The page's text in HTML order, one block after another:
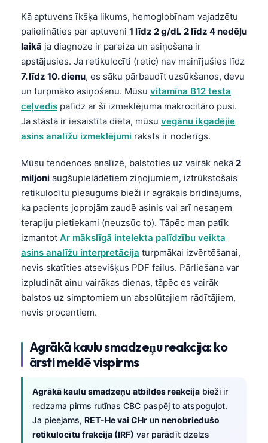
Kā aptuvens īkšķa likums, hemoglobīnam vajadzētu
palielināties par aptuveni 1 līdz 2 g/dL 2 līdz 4 nedēļu
laikā ja diagnoze ir pareiza un asiņošana ir
apstājusies. Ja retikulocīti (retic) nav mainījušies līdz
7. līdz 10. dienu, es sāku pārbaudīt uzsūkšanos, devu
un turpmāko asiņošanu. Mūsu vitamīna B12 testa
ceļvedis palīdz ar šī izmeklējuma makrocitāro pusi.
Ja stāstā ir iesaistīta diēta, mūsu vegānu ikgadējie
asins analīžu izmeklējumi raksts ir noderīgs.
Mūsu tendences analīzē, balstoties uz vairāk nekā 2
miljoni augšupielādētiem ziņojumiem, iztrūkstošais
retikulocītu pieaugums bieži ir agrākais brīdinājums,
ka pacients joprojām zaudē asinis vai arī nesaņem
terapiju pietiekami (neuzsūc to). Tāpēc man patīk
izmantot Ar mākslīgā intelekta palīdzību veikta
asins analīžu interpretācija turpmākai izvērtēšanai,
nevis skatīties atsevišķus PDF failus. Pārliešana var
izpludināt ainu vairākas dienas, tāpēc es vairāk
balstos uz simptomiem un absolūtajiem rādītājiem,
nevis procentiem.
Agrākā kaulu smadzeņu reakcija: ko
ārsti meklē vispirms
Agrākā kaulu smadzeņu atbildes reakcija bieži ir
redzama pirms rutīnas CBC paspēj to atspoguļot.
Ja pieejams, RET-He vai CHr un nenobriedušo
retikulocītu frakcija (IRF) var parādīt dzelzs
اردو
తెలుగు
ગુજરાતી
മലയാളം
Bahasa Melayu
Tagalog
ไทย
ဗမာစာ
ភាសាខ្មែរ
Kiswahili
Українська
O‘zbekcha
Català
Қазақ тілі
Suomi
Hrvatski
Slovenčina